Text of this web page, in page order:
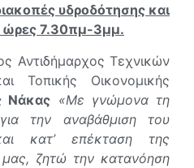
υδροδότησης και
ώρες 7.30πμ-3μμ.
Αντιδήμαρχος Τεχνικών
Τοπικής Οικονομικής
Νάκας «Με γνώμονα τη
την αναβάθμιση του
κατ’ επέκταση της
ζητώ την κατανόηση